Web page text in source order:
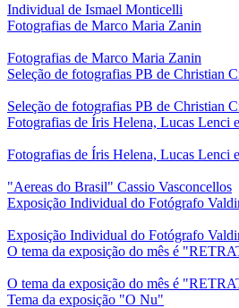
Individual de Ismael Monticelli
Fotografias de Marco Maria Zanin
Fotografias de Marco Maria Zanin
Seleção de fotografias PB de Christian
Seleção de fotografias PB de Christian
Fotografias de Íris Helena, Lucas Lenci
Fotografias de Íris Helena, Lucas Lenci
"Aereas do Brasil" Cassio Vasconcellos
Exposição Individual do Fotógrafo
Exposição Individual do Fotógrafo
O tema da exposição do mês é
O tema da exposição do mês é
Tema da exposição "O Nu"